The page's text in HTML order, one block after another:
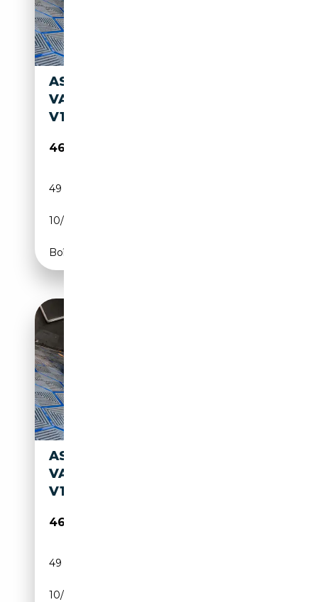
ASTON MARTIN DB 7
VANTAGE VOLANTE VANTAGE
V12 6.0L 420CV AUTOMATIC
46 990€
49 900 km
10/2001
Boîte automatique
ASTON MARTIN DB 7
VANTAGE VOLANTE VANTAGE
V12 6.0L 420CV AUTOMATIC
46 990€
49 900 km
10/2001